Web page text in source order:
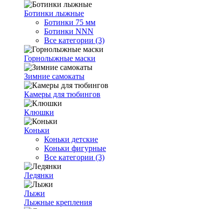
Ботинки лыжные
Ботинки 75 мм
Ботинки NNN
Все категории (3)
Горнолыжные маски
Зимние самокаты
Камеры для тюбингов
Клюшки
Коньки
Коньки детские
Коньки фигурные
Все категории (3)
Ледянки
Лыжи
Лыжные крепления